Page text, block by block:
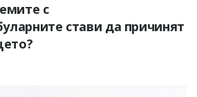
с
стави да причинят